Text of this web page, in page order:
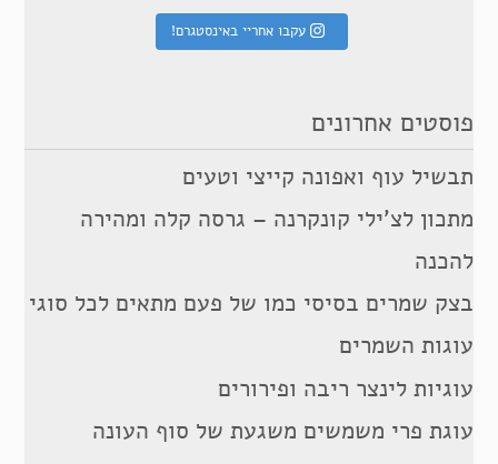
עקבו אחריי באינסטגרם!
פוסטים אחרונים
תבשיל עוף ואפונה קייצי וטעים
מתכון לצ’ילי קונקרנה – גרסה קלה ומהירה
להכנה
בצק שמרים בסיסי כמו של פעם מתאים לכל סוגי
עוגות השמרים
עוגיות לינצר ריבה ופירורים
עוגת פרי משמשים משגעת של סוף העונה